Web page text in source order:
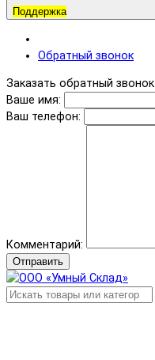
Поддержка
Обратный звонок
Заказать обратный звонок
Ваше имя:
Ваш телефон:
Комментарий:
Отправить